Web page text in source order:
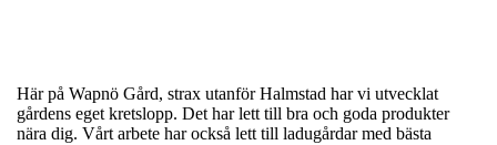
Här på Wapnö Gård, strax utanför Halmstad har vi utvecklat
gårdens eget kretslopp. Det har lett till bra och goda produkter
nära dig. Vårt arbete har också lett till ladugårdar med bästa